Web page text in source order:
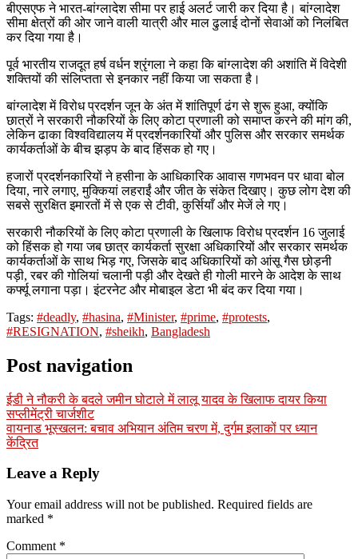
बीएसएफ ने भारत-बांग्लादेश सीमा पर हाई अलर्ट जारी कर दिया है। बांग्लादेश
सीमा क्षेत्रों की ओर जाने वाली यात्री और माल ढुलाई दोनों सेवाओं को निलंबित
कर दिया गया है।
पूर्व भारतीय राजदूत हर्ष वर्धन श्रृंगला ने कहा कि बांग्लादेश की अशांति में विदेशी
शक्तियों की संलिप्तता से इनकार नहीं किया जा सकता है।
बांग्लादेश में विरोध प्रदर्शन जून के अंत में शांतिपूर्ण ढंग से शुरू हुआ, क्योंकि
छात्रों ने सरकारी नौकरियों के लिए कोटा प्रणाली को समाप्त करने की मांग की,
लेकिन ढाका विश्वविद्यालय में प्रदर्शनकारियों और पुलिस और सरकार समर्थक
कार्यकर्ताओं के बीच झड़प के बाद हिंसक हो गए।
हजारों प्रदर्शनकारियों ने हसीना के आधिकारिक आवास गणभवन पर धावा बोल
दिया, नारे लगाए, मुक्कियां लहराईं और जीत के संकेत दिखाए। कुछ लोग देश की
सबसे सुरक्षित इमारतों में से एक से टीवी, कुर्सियाँ और मेजें ले गए।
सरकारी नौकरियों के लिए कोटा प्रणाली के खिलाफ विरोध प्रदर्शन 16 जुलाई
को हिंसक हो गया जब छात्र कार्यकर्ता सुरक्षा अधिकारियों और सरकार समर्थक
कार्यकर्ताओं के साथ भिड़ गए, जिसके बाद अधिकारियों को आंसू गैस छोड़नी
पड़ी, रबर की गोलियां चलानी पड़ी और देखते ही गोली मारने के आदेश के साथ
कर्फ्यू लगाना पड़ा। इंटरनेट और मोबाइल डेटा भी बंद कर दिया गया।
Tags: #deadly, #hasina, #Minister, #prime, #protests,
#RESIGNATION, #sheikh, Bangladesh
Post navigation
ईडी ने नौकरी के बदले जमीन घोटाले में लालू यादव के खिलाफ दायर किया
सप्लीमेंट्री चार्जशीट
वायनाड भूस्खलन: बचाव अभियान अंतिम चरण में, दुर्गम इलाकों पर ध्यान
केंद्रित
Leave a Reply
Your email address will not be published. Required fields are
marked *
Comment *